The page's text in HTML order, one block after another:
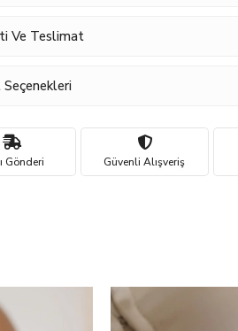
Ve Teslimat
Gönderi Güvenli Alışveriş